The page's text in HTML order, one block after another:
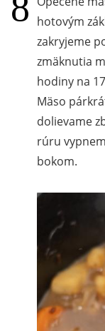
hotovým
zakryjeme
zmäknutia
hodiny na
Mäso
dolievame
rúru
bokom.